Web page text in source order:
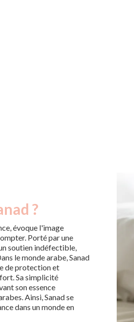
?
évoque l'image
Porté par une
soutien indéfectible,
le monde arabe, Sanad
de protection et
Sa simplicité
son essence
Ainsi, Sanad se
dans un monde en